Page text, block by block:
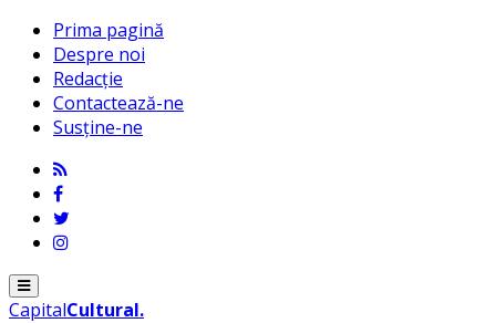
Prima pagină
Despre noi
Redacție
Contactează-ne
Susține-ne
Menu
CapitalCultural.